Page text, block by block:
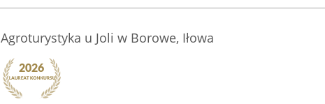
Agroturystyka u Joli w Borowe, Iłowa